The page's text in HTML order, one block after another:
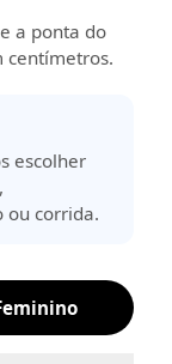
a ponta do
centímetros.
escolher
ou corrida.